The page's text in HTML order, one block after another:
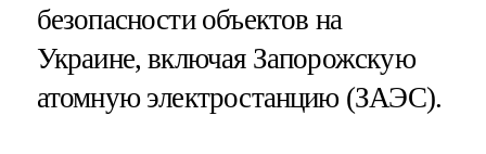
безопасности объектов на
Украине, включая Запорожскую
атомную электростанцию (ЗАЭС).